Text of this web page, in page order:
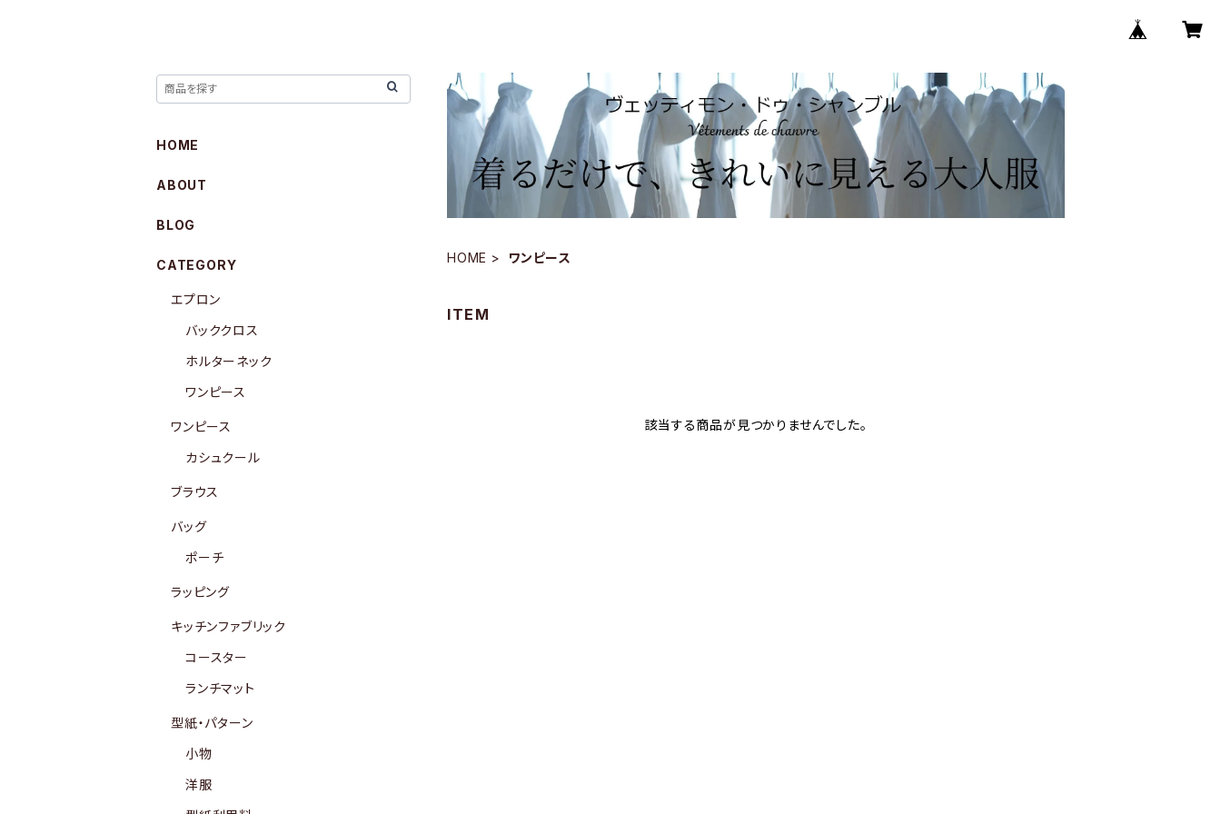
HOME ワンピース
ITEM
該当する商品が見つかりませんでした。
HOME
ABOUT
BLOG
CATEGORY
エプロン
バッククロス
ホルターネック
ワンピース
ワンピース
カシュクール
ブラウス
バッグ
ポーチ
ラッピング
キッチンファブリック
コースター
ランチマット
型紙・パターン
小物
洋服